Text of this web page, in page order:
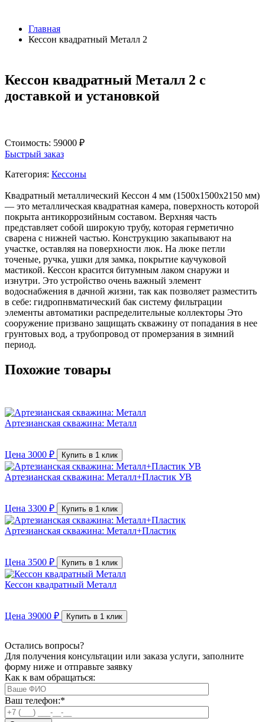
Главная
Кессон квадратный Металл 2
Кессон квадратный Металл 2 с
доставкой и установкой
Стоимость: 59000 ₽
Быстрый заказ
Категория: Кессоны
Квадратный металлический Кессон 4 мм (1500x1500x2150 мм)
— это металлическая квадратная камера, поверхность которой
покрыта антикоррозийным составом. Верхняя часть
представляет собой широкую трубу, которая герметично
сварена с нижней частью. Конструкцию закапывают на
участке, оставляя на поверхности люк. На люке петли
точеные, ручка, ушки для замка, покрытие каучуковой
мастикой. Кессон красится битумным лаком снаружи и
изнутри. Это устройство очень важный элемент
водоснабжения в дачной жизни, так как позволяет разместить
в себе: гидропнвматический бак систему фильтрации
элементы автоматики распределительные коллекторы Это
сооружение призвано защищать скважину от попадания в нее
грунтовых вод, а трубопровод от промерзания в зимний
период.
Похожие товары
Артезианская скважина: Металл
Цена 3000 ₽ Купить в 1 клик
Артезианская скважина: Металл+Пластик УВ
Цена 3300 ₽ Купить в 1 клик
Артезианская скважина: Металл+Пластик
Цена 3500 ₽ Купить в 1 клик
Кессон квадратный Металл
Цена 39000 ₽ Купить в 1 клик
Остались вопросы?
Для получения консультации или заказа услуги, заполните
форму ниже и отправьте заявку
Как к вам обращаться:
Ваш телефон:*